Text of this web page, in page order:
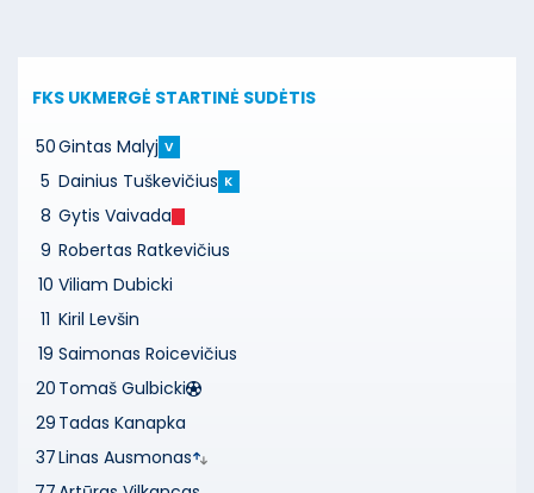
FKS UKMERGĖ STARTINĖ SUDĖTIS
50Gintas Malyj V
5 Dainius Tuškevičius K
8 Gytis Vaivada
9 Robertas Ratkevičius
10 Viliam Dubicki
11 Kiril Levšin
19 Saimonas Roicevičius
20 Tomaš Gulbicki
29 Tadas Kanapka
37Linas Ausmonas